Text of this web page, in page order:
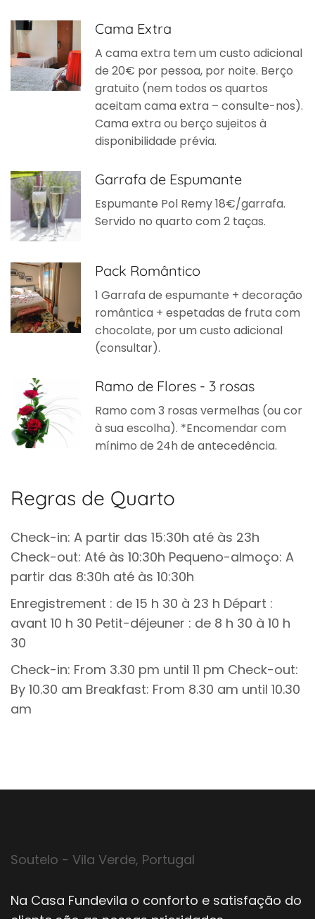
Cama Extra
A cama extra tem um custo adicional
de 20€ por pessoa, por noite. Berço
gratuito (nem todos os quartos
aceitam cama extra – consulte-nos).
Cama extra ou berço sujeitos à
disponibilidade prévia.
Garrafa de Espumante
Espumante Pol Remy 18€/garrafa.
Servido no quarto com 2 taças.
Pack Romântico
1 Garrafa de espumante + decoração
romântica + espetadas de fruta com
chocolate, por um custo adicional
(consultar).
Ramo de Flores - 3 rosas
Ramo com 3 rosas vermelhas (ou cor
à sua escolha). *Encomendar com
mínimo de 24h de antecedência.
Regras de Quarto
Check-in: A partir das 15:30h até às 23h
Check-out: Até às 10:30h Pequeno-almoço: A
partir das 8:30h até às 10:30h
Enregistrement : de 15 h 30 à 23 h Départ :
avant 10 h 30 Petit-déjeuner : de 8 h 30 à 10 h
30
Check-in: From 3.30 pm until 11 pm Check-out:
By 10.30 am Breakfast: From 8.30 am until 10.30
am
Soutelo - Vila Verde, Portugal
Na Casa Fundevila o conforto e satisfação do